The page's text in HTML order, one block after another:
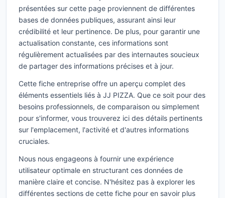
présentées sur cette page proviennent de différentes
bases de données publiques, assurant ainsi leur
crédibilité et leur pertinence. De plus, pour garantir une
actualisation constante, ces informations sont
régulièrement actualisées par des internautes soucieux
de partager des informations précises et à jour.
Cette fiche entreprise offre un aperçu complet des
éléments essentiels liés à JJ PIZZA. Que ce soit pour des
besoins professionnels, de comparaison ou simplement
pour s'informer, vous trouverez ici des détails pertinents
sur l'emplacement, l'activité et d'autres informations
cruciales.
Nous nous engageons à fournir une expérience
utilisateur optimale en structurant ces données de
manière claire et concise. N'hésitez pas à explorer les
différentes sections de cette fiche pour en savoir plus